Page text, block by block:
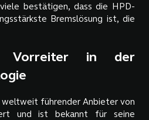
bestätigen, dass die HPD-
Bremslösung ist, die
Vorreiter in der
weltweit führender Anbieter von
und ist bekannt für seine